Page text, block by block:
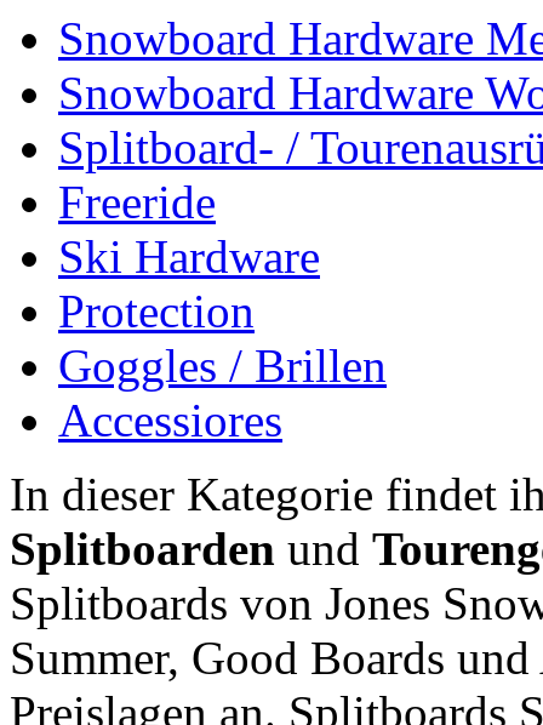
Snowboard Hardware
Snowboard Hardware
Splitboard- /
Freeride
Ski Hardware
Protection
Goggles / Brillen
Accessiores
In dieser Kategorie findet
Splitboarden und
Splitboards von Jones
Summer, Good Boards
Preislagen an. Splitboards